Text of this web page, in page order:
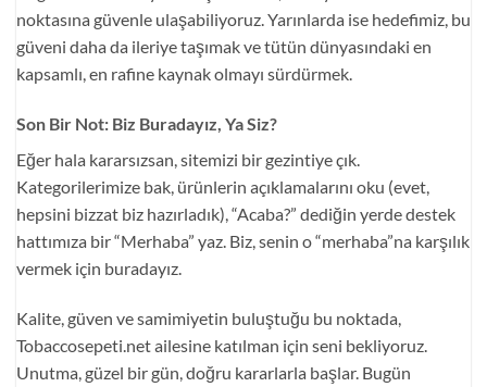
noktasına güvenle ulaşabiliyoruz. Yarınlarda ise hedefimiz, bu
güveni daha da ileriye taşımak ve tütün dünyasındaki en
kapsamlı, en rafine kaynak olmayı sürdürmek.
Son Bir Not: Biz Buradayız, Ya Siz?
Eğer hala kararsızsan, sitemizi bir gezintiye çık.
Kategorilerimize bak, ürünlerin açıklamalarını oku (evet,
hepsini bizzat biz hazırladık), “Acaba?” dediğin yerde destek
hattımıza bir “Merhaba” yaz. Biz, senin o “merhaba”na karşılık
vermek için buradayız.
Kalite, güven ve samimiyetin buluştuğu bu noktada,
Tobaccosepeti.net ailesine katılman için seni bekliyoruz.
Unutma, güzel bir gün, doğru kararlarla başlar. Bugün